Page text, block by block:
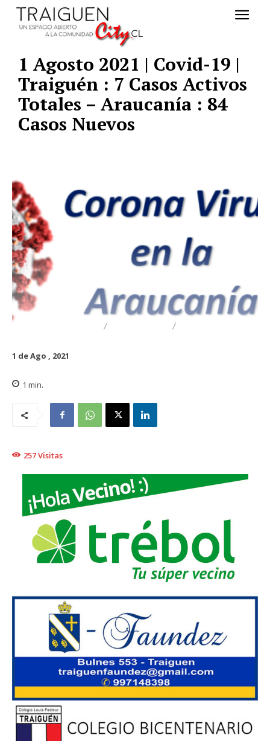
1 Agosto 2021 | Covid-19 |
Traiguén : 7 Casos Activos
Totales – Araucanía : 84
Casos Nuevos
1 de Ago , 2021
1 min.
257Visitas